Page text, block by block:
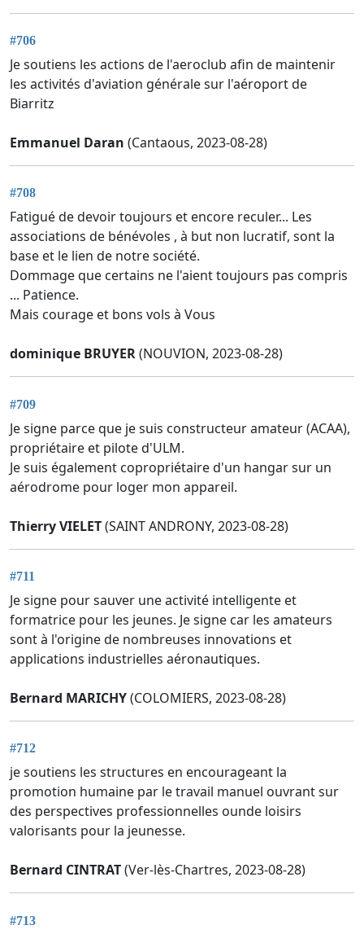
#706
Je soutiens les actions de l'aeroclub afin de maintenir
les activités d'aviation générale sur l'aéroport de
Biarritz
Emmanuel Daran (Cantaous, 2023-08-28)
#708
Fatigué de devoir toujours et encore reculer... Les
associations de bénévoles , à but non lucratif, sont la
base et le lien de notre société.
Dommage que certains ne l'aient toujours pas compris
... Patience.
Mais courage et bons vols à Vous
dominique BRUYER(NOUVION, 2023-08-28)
#709
Je signe parce que je suis constructeur amateur (ACAA),
propriétaire et pilote d'ULM.
Je suis également copropriétaire d'un hangar sur un
aérodrome pour loger mon appareil.
Thierry VIELET(SAINT ANDRONY, 2023-08-28)
#711
Je signe pour sauver une activité intelligente et
formatrice pour les jeunes. Je signe car les amateurs
sont à l'origine de nombreuses innovations et
applications industrielles aéronautiques.
Bernard MARICHY(COLOMIERS, 2023-08-28)
#712
je soutiens les structures en encourageant la
promotion humaine par le travail manuel ouvrant sur
des perspectives professionnelles ounde loisirs
valorisants pour la jeunesse.
Bernard CINTRAT(Ver-lès-Chartres, 2023-08-28)
#713